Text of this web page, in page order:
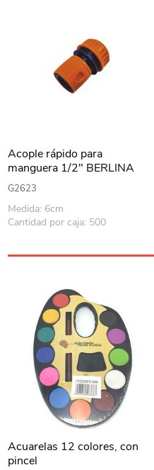
Acople rápido para
manguera 1/2" BERLINA
HOME en bolsa
G2623
Medida: 6cm
Cantidad por caja: 500
Acuarelas 12 colores, con
pincel